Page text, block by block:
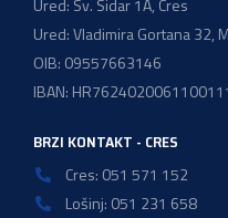
Ured: Sv. Sidar 1A, Cres
Ured: Vladimira Gortana 32,
OIB: 09557663146
IBAN:
BRZI KONTAKT - CRES
Cres: 051 571 152
Lošinj: 051 231 658